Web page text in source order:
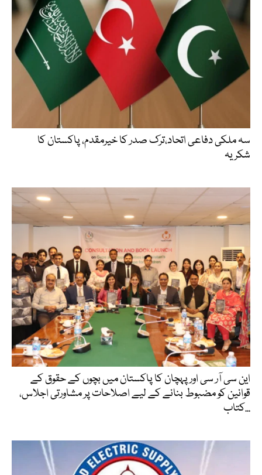
سہ ملکی دفاعی اتحاد،ترک صدر کا خیرمقدم، پاکستان کا
شکریہ
این سی آر سی اور پہچان کا پاکستان میں بچوں کے حقوق کے
قوانین کو مضبوط بنانے کے لیے اصلاحات پر مشاورتی اجلاس،
کتاب...